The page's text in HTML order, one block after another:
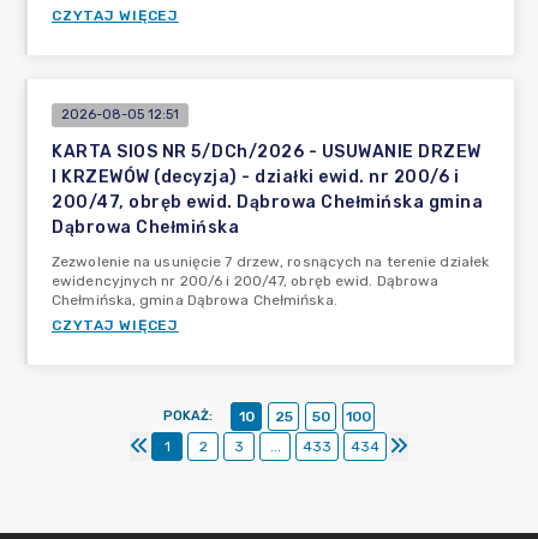
CZYTAJ WIĘCEJ
2026-08-05 12:51
KARTA SIOS NR 5/DCh/2026 - USUWANIE DRZEW
I KRZEWÓW (decyzja) - działki ewid. nr 200/6 i
200/47, obręb ewid. Dąbrowa Chełmińska gmina
Dąbrowa Chełmińska
Zezwolenie na usunięcie 7 drzew, rosnących na terenie działek
ewidencyjnych nr 200/6 i 200/47, obręb ewid. Dąbrowa
Chełmińska, gmina Dąbrowa Chełmińska.
CZYTAJ WIĘCEJ
POKAŻ: 10 25 50
100
1
2 3 ... 433 434